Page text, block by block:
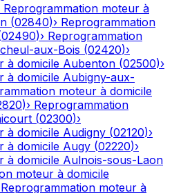
Reprogrammation moteur à
(02840)› Reprogrammation
02490)› Reprogrammation
aux-Bois (02420)›
à domicile Aubenton (02500)›
à domicile Aubigny-aux-
moteur à domicile
)› Reprogrammation
(02300)›
à domicile Audigny (02120)›
à domicile Augy (02220)›
à domicile Aulnois-sous-Laon
moteur à domicile
Reprogrammation moteur à